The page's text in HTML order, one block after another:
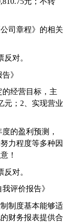
司章程》的相关
反对。
》
经营目标，主
元； 2 、实现营业
度的盈利预测，
力程度等多种因
！
反对。
评价报告》
制度基本能够适
财务报表提供合